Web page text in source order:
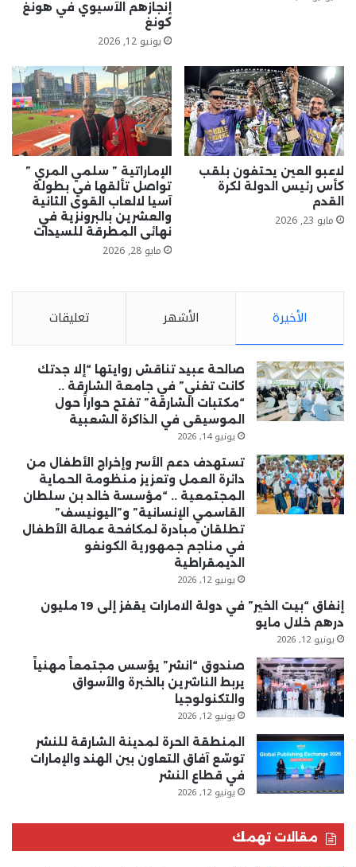
إنجازهم الآسيوي في هونغ
كونغ
يونيو 12, 2026
لاعبو العين يحتفون بلقب
كأس رئيس الدولة لكرة
القدم
مايو 23, 2026
الإماراتية ” سلمي المري ”
تواصل تألقها في بطولة
آسيا لالعاب القوى الثانية
والعشرين بالبرونزية في
نهائى المطرقة للسيدات
مايو 28, 2026
الأخيرة الأشهر تعليقات
صالحة عبيد تناقش روايتها “إلا جدتك
كانت تغني” في جامعة الشارقة ..
“مكتبات الشارقة” تفتح حواراً حول
الموسيقى في الذاكرة الشعبية
يونيو 14, 2026
تستهدف دعم الأسر وإخراج الأطفال من
دائرة العمل وتعزيز منظومة الحماية
المجتمعية .. “مؤسسة خالد بن سلطان
القاسمي الإنسانية” و”اليونيسف”
تطلقان مبادرة لمكافحة عمالة الأطفال
في مناجم جمهورية الكونغو
الديمقراطية
يونيو 12, 2026
إنفاق “بيت الخير” في دولة الامارات يقفز إلى 19 مليون
درهم خلال مايو
يونيو 12, 2026
صندوق “انشر” يؤسس مجتمعاً مهنياً
يربط الناشرين بالخبرة والأسواق
والتكنولوجيا
يونيو 12, 2026
المنطقة الحرة لمدينة الشارقة للنشر
توسّع آفاق التعاون بين الهند والإمارات
في قطاع النشر
يونيو 12, 2026
مقالات تهمك